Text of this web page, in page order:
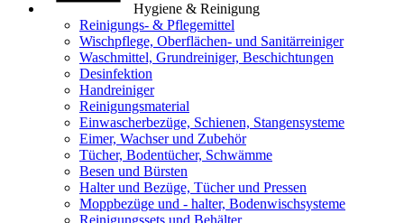
Hygiene & Reinigung
Reinigungs- & Pflegemittel
Wischpflege, Oberflächen- und Sanitärreiniger
Waschmittel, Grundreiniger, Beschichtungen
Desinfektion
Handreiniger
Reinigungsmaterial
Einwascherbezüge, Schienen, Stangensysteme
Eimer, Wachser und Zubehör
Tücher, Bodentücher, Schwämme
Besen und Bürsten
Halter und Bezüge, Tücher und Pressen
Moppbezüge und - halter, Bodenwischsysteme